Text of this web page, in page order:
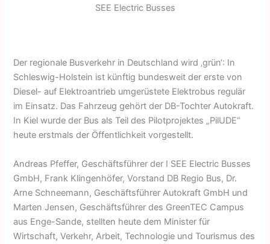
SEE Electric Busses
Der regionale Busverkehr in Deutschland wird ‚grün‘: In
Schleswig-Holstein ist künftig bundesweit der erste von
Diesel- auf Elektroantrieb umgerüstete Elektrobus regulär
im Einsatz. Das Fahrzeug gehört der DB-Tochter Autokraft.
In Kiel wurde der Bus als Teil des Pilotprojektes „PilUDE“
heute erstmals der Öffentlichkeit vorgestellt.
Andreas Pfeffer, Geschäftsführer der I SEE Electric Busses
GmbH, Frank Klingenhöfer, Vorstand DB Regio Bus, Dr.
Arne Schneemann, Geschäftsführer Autokraft GmbH und
Marten Jensen, Geschäftsführer des GreenTEC Campus
aus Enge-Sande, stellten heute dem Minister für
Wirtschaft, Verkehr, Arbeit, Technologie und Tourismus des